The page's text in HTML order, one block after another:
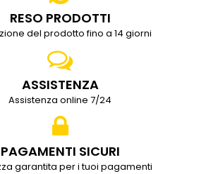
RESO PRODOTTI
del prodotto fino a 14 giorni
ASSISTENZA
Assistenza online 7/24
PAGAMENTI SICURI
garantita per i tuoi pagamenti